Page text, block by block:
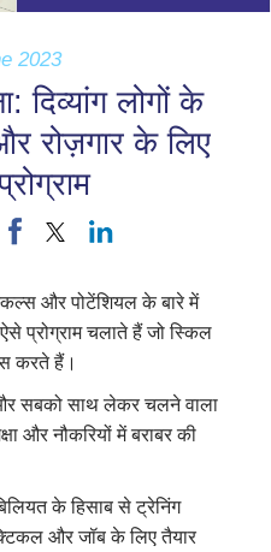
2023
दिव्यांग लोगों के
रोज़गार के लिए
और पोटेंशियल के बारे में
प्रोग्राम चलाते हैं जो स्किल
करते हैं।
सबको साथ लेकर चलने वाला
और नौकरियों में बराबर की
के हिसाब से ट्रेनिंग
और जॉब के लिए तैयार